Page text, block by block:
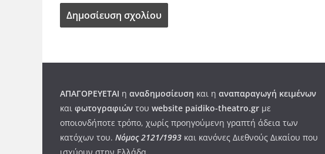
ΑΠΑΓΟΡΕΥΕΤΑΙ η αναδημοσίευση και η αναπαραγωγή κειμένων
και φωτογραφιών του website paidiko-theatro.gr με
οποιονδήποτε τρόπο, χωρίς προηγούμενη γραπτή άδεια των
κατόχων του. Νόμος 2121/1993 και κανόνες Διεθνούς Δικαίου που
ισχύουν στην Ελλάδα